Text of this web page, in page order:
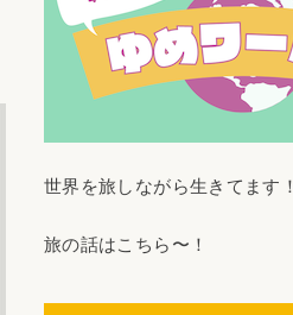
世界を旅しながら生きてます！
旅の話はこちら〜！